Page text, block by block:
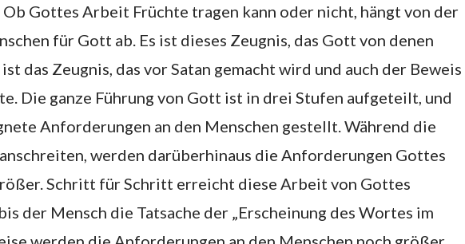
Gottes Arbeit Früchte tragen kann oder nicht, hängt von der
für Gott ab. Es ist dieses Zeugnis, das Gott von denen
das Zeugnis, das vor Satan gemacht wird und auch der Beweis
Die ganze Führung von Gott ist in drei Stufen aufgeteilt, und
Anforderungen an den Menschen gestellt. Während die
werden darüberhinaus die Anforderungen Gottes
Schritt für Schritt erreicht diese Arbeit von Gottes
der Mensch die Tatsache der „Erscheinung des Wortes im